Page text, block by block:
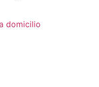
domicilio